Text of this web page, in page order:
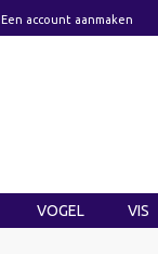
Een account aanmaken
VOGEL VIS